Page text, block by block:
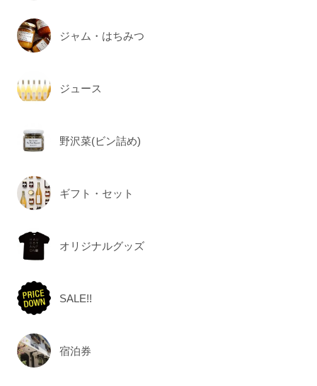
ジャム・はちみつ
ジュース
野沢菜(ビン詰め)
ギフト・セット
オリジナルグッズ
SALE!!
宿泊券